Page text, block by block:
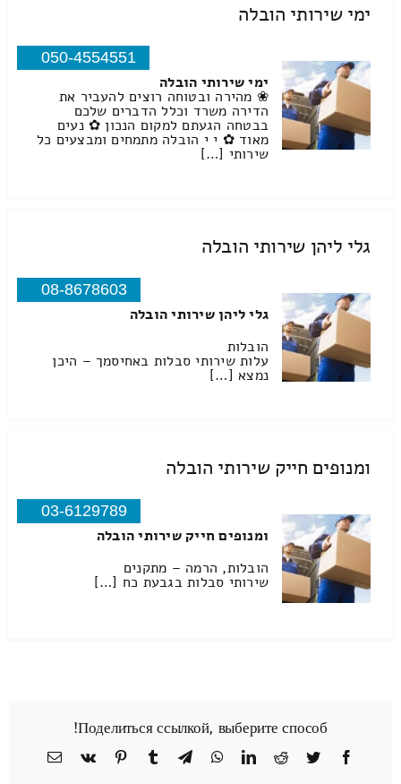
ימי שירותי הובלה
050-4554551
ימי שירותי הובלה
❀ מהירה ובטוחה רוצים להעביר את
הדירה משרד וכלל הדברים שלכם
בבטחה הגעתם למקום הנכון ✿ נעים
מאוד ✿ י י הובלה מתמחים ומבצעים כל
שירותי […]
גלי ליהן שירותי הובלה
08-8678603
גלי ליהן שירותי הובלה
הובלות
עלות שירותי סבלות באחיסמך – היכן
נמצא […]
ומנופים חייק שירותי הובלה
03-6129789
ומנופים חייק שירותי הובלה
הובלות, הרמה – מתקנים
שירותי סבלות בגבעת כח […]
Поделиться ссылкой, выберите способ!
Facebook
Twitter
Reddit
LinkedIn
WhatsApp
Telegram
Tumblr
Pinterest
Vk
כתובת